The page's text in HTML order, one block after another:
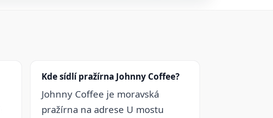
Kde sídlí pražírna Johnny Coffee?
Johnny Coffee je moravská
pražírna na adrese U mostu